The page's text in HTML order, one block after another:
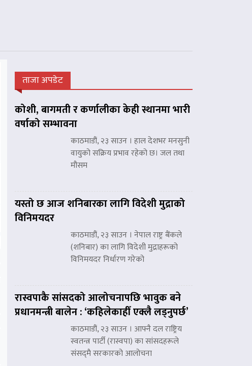
ताजा अपडेट
कोशी, बागमती र कर्णालीका केही स्थानमा भारी
वर्षाको सम्भावना
काठमाडौं, २३ साउन । हाल देशभर मनसुनी
वायुको सक्रिय प्रभाव रहेको छ। जल तथा
मौसम
यस्तो छ आज शनिबारका लागि विदेशी मुद्राको
विनिमयदर
काठमाडौं, २३ साउन । नेपाल राष्ट्र बैंकले
(शनिबार) का लागि विदेशी मुद्राहरूको
विनिमयदर निर्धारण गरेको
रास्वपाकै सांसदको आलोचनापछि भावुक बने
प्रधानमन्त्री बालेन : ‘कहिलेकाहीँ एक्लै लड्नुपर्छ’
काठमाडौं, २३ साउन । आफ्नै दल राष्ट्रिय
स्वतन्त्र पार्टी (रास्वपा) का सांसदहरूले
संसद्‌मै सरकारको आलोचना